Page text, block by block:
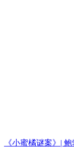
《小蜜橘谜案》|